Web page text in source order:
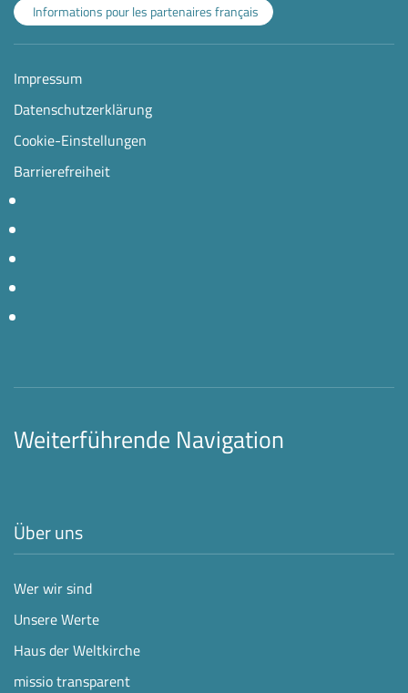
Informations pour les partenaires français
Impressum
Datenschutzerklärung
Cookie-Einstellungen
Barrierefreiheit
Weiterführende Navigation
Über uns
Wer wir sind
Unsere Werte
Haus der Weltkirche
missio transparent